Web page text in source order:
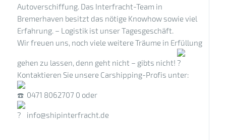
Autoverschiffung. Das Interfracht-Team in
Bremerhaven besitzt das nötige Knowhow sowie viel
Erfahrung. – Logistik ist unser Tagesgeschäft.
Wir freuen uns, noch viele weitere Träume in Erfüllung
gehen zu lassen, denn geht nicht – gibts nicht!
Kontaktieren Sie unsere Carshipping-Profis unter:
0471 8062707 0 oder
info@shipinterfracht.de